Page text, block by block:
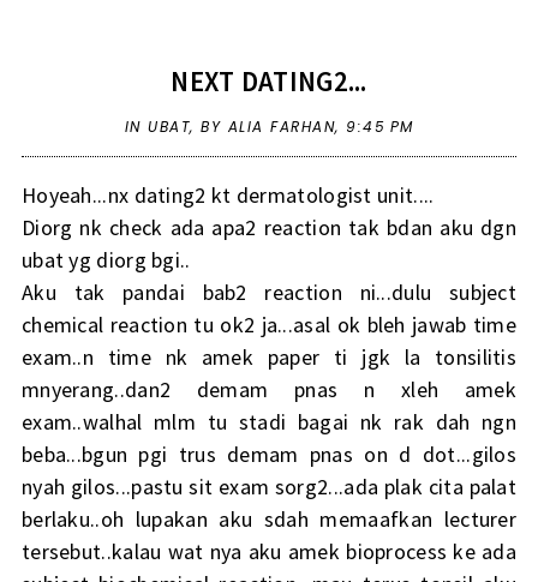
NEXT DATING2...
IN UBAT, BY ALIA FARHAN, 9:45 PM
Hoyeah...nx dating2 kt dermatologist unit....
Diorg nk check ada apa2 reaction tak bdan aku dgn
ubat yg diorg bgi..
Aku tak pandai bab2 reaction ni...dulu subject
chemical reaction tu ok2 ja...asal ok bleh jawab time
exam..n time nk amek paper ti jgk la tonsilitis
mnyerang..dan2 demam pnas n xleh amek
exam..walhal mlm tu stadi bagai nk rak dah ngn
beba...bgun pgi trus demam pnas on d dot...gilos
nyah gilos...pastu sit exam sorg2...ada plak cita palat
berlaku..oh lupakan aku sdah memaafkan lecturer
tersebut..kalau wat nya aku amek bioprocess ke ada